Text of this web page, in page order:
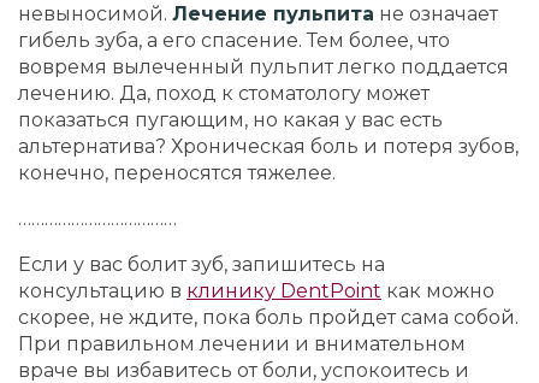
невыносимой. Лечение пульпита не означает
гибель зуба, а его спасение. Тем более, что
вовремя вылеченный пульпит легко поддается
лечению. Да, поход к стоматологу может
показаться пугающим, но какая у вас есть
альтернатива? Хроническая боль и потеря зубов,
конечно, переносятся тяжелее.
………………………………
Если у вас болит зуб, запишитесь на
консультацию в клинику DentPoint как можно
скорее, не ждите, пока боль пройдет сама собой.
При правильном лечении и внимательном
враче вы избавитесь от боли, успокоитесь и